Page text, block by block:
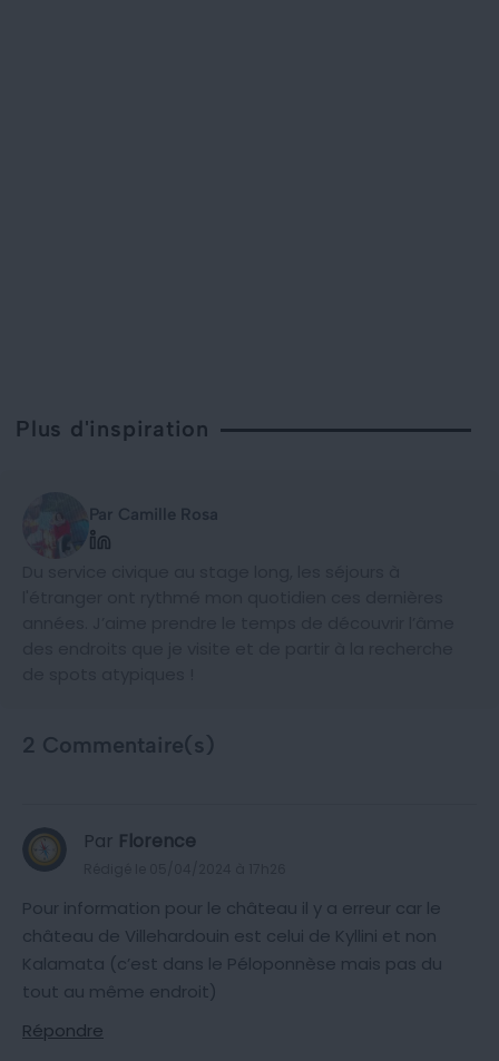
Plus d'inspiration
Par Camille Rosa
2 Commentaire(s)
Par Florence
Pour information pour le château il y a erreur car le
château de Villehardouin est celui de Kyllini et non
Kalamata (c’est dans le Péloponnèse mais pas du
tout au même endroit)
Répondre